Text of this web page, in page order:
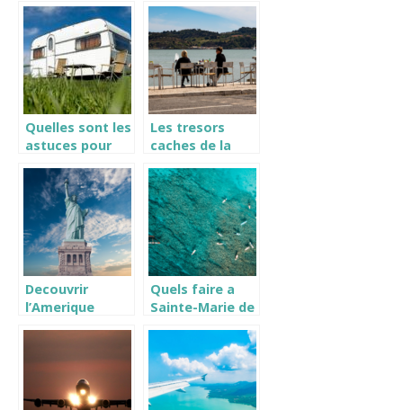
Italie
Quelles sont les
astuces pour
moindre cout
cet ete ?
Les tresors
caches de la
bord de mer
Decouvrir
l’Amerique
Voyage Etats-
Unis, circuit et
Quels faire a
Sainte-Marie de